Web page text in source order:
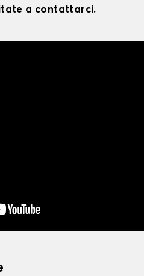
a contattarci.